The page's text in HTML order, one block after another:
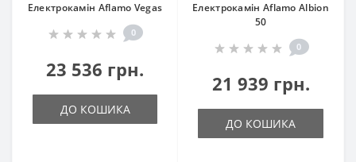
Електрокамін Aflamo Vegas
0
23 536 грн.
ДО КОШИКА
Електрокамін Aflamo Albion
50
0
21 939 грн.
ДО КОШИКА